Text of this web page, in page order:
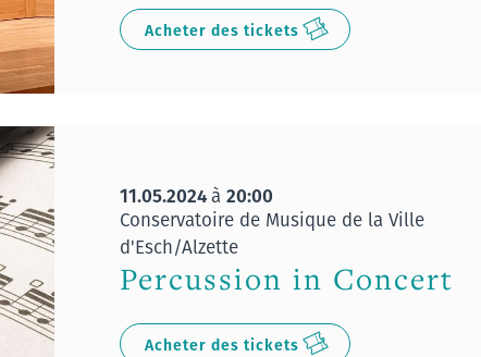
Acheter des tickets
11.05.2024à 20:00
Conservatoire de Musique de la Ville
d'Esch/Alzette
Percussion in Concert
Acheter des tickets